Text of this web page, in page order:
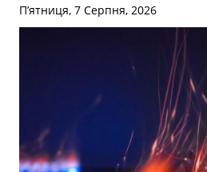
П’ятниця, 7 Серпня, 2026